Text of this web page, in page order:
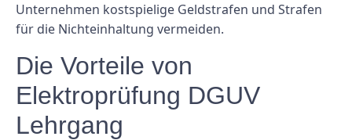
Unternehmen kostspielige Geldstrafen und Strafen
für die Nichteinhaltung vermeiden.
Die Vorteile von
Elektroprüfung DGUV
Lehrgang